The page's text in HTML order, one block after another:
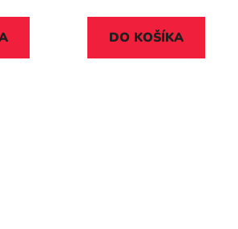
DO KOŠÍKA